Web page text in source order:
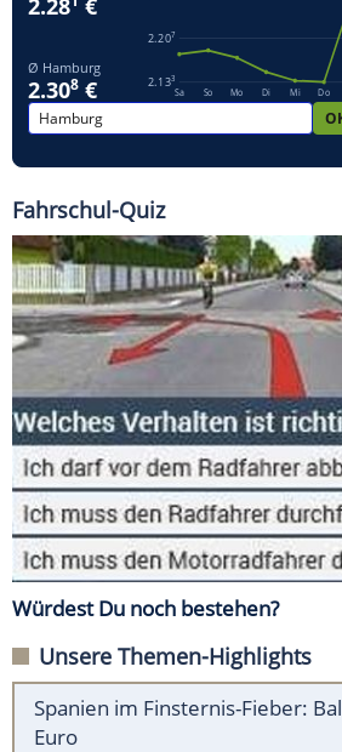
Fahrschul-Quiz
Würdest Du noch bestehen?
Unsere Themen-Highlights
Spanien im Finsternis-Fieber:
Euro